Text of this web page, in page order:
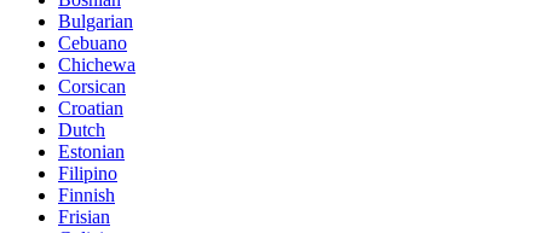
Bulgarian
Cebuano
Chichewa
Corsican
Croatian
Dutch
Estonian
Filipino
Finnish
Frisian